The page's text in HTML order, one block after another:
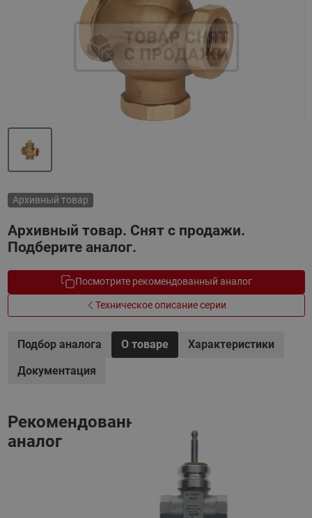
Архивный товар
Архивный товар. Снят с продажи.
Подберите аналог.
Посмотрите рекомендованный аналог
Техническое описание серии
Подбор аналога О товаре
Характеристики
Документация
Рекомендованный
аналог